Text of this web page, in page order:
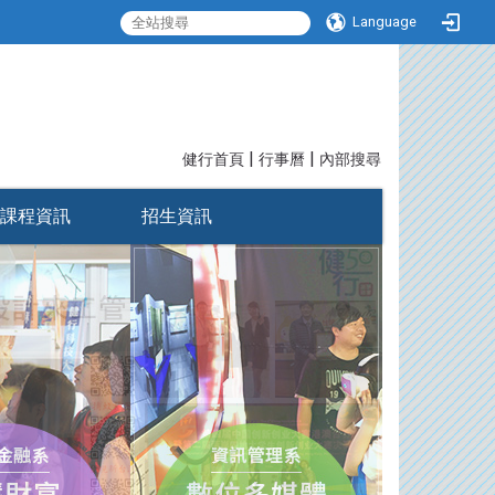
Language
健行首頁 | 行事曆 | 內部搜尋
課程資訊 招生資訊